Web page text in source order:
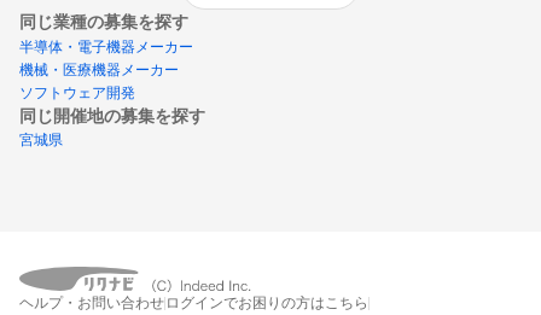
同じ業種の募集を探す
半導体・電子機器メーカー
機械・医療機器メーカー
ソフトウェア開発
同じ開催地の募集を探す
宮城県
エントリーするとプログラムの詳細案内を
受け取れるようになります
ヘルプ・お問い合わせ ログインでお困りの方はこちら